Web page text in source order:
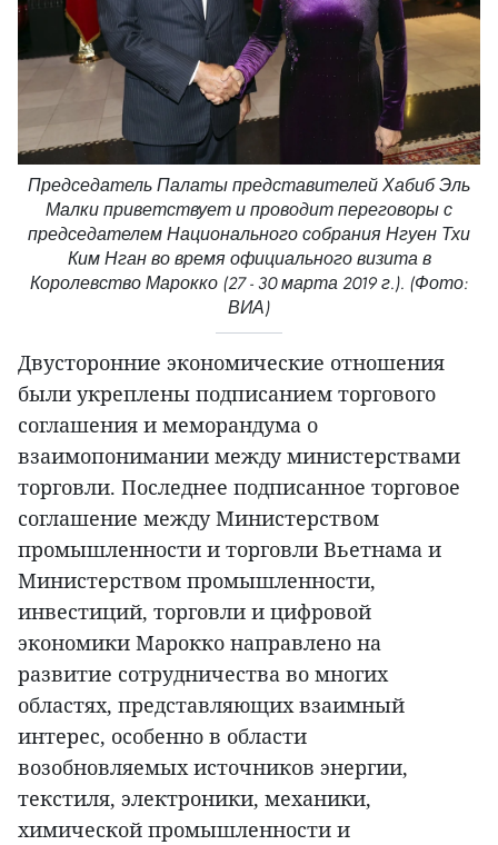
Председатель Палаты представителей Хабиб Эль
Малки приветствует и проводит переговоры с
председателем Национального собрания Нгуен Тхи
Ким Нган во время официального визита в
Королевство Марокко (27 - 30 марта 2019 г.). (Фото:
ВИА)
Двусторонние экономические отношения
были укреплены подписанием торгового
соглашения и меморандума о
взаимопонимании между министерствами
торговли. Последнее подписанное торговое
соглашение между Министерством
промышленности и торговли Вьетнама и
Министерством промышленности,
инвестиций, торговли и цифровой
экономики Марокко направлено на
развитие сотрудничества во многих
областях, представляющих взаимный
интерес, особенно в области
возобновляемых источников энергии,
текстиля, электроники, механики,
химической промышленности и